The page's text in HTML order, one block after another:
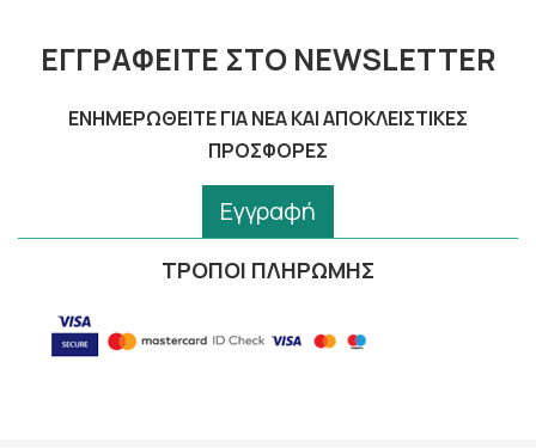
ΕΓΓΡΑΦΕΊΤΕ ΣΤΟ NEWSLETTER
ΕΝΗΜΕΡΩΘΕΊΤΕ ΓΙΑ ΝΈΑ ΚΑΙ ΑΠΟΚΛΕΙΣΤΙΚΈΣ
ΠΡΟΣΦΟΡΈΣ
Εγγραφή
ΤΡΟΠΟΙ ΠΛΗΡΩΜΗΣ